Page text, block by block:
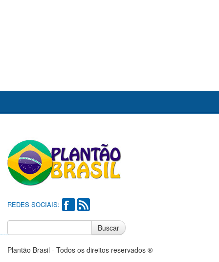
REDES SOCIAIS:
Buscar
Plantão Brasil - Todos os direitos reservados ®